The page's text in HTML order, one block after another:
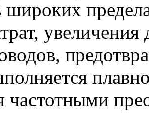
широких
частотными